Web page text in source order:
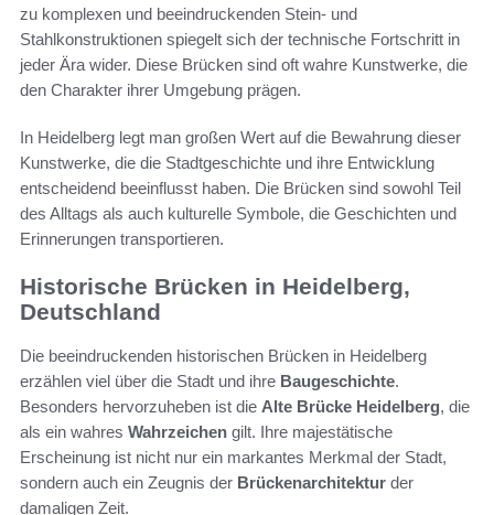
zu komplexen und beeindruckenden Stein- und
Stahlkonstruktionen spiegelt sich der technische Fortschritt in
jeder Ära wider. Diese Brücken sind oft wahre Kunstwerke, die
den Charakter ihrer Umgebung prägen.
In Heidelberg legt man großen Wert auf die Bewahrung dieser
Kunstwerke, die die Stadtgeschichte und ihre Entwicklung
entscheidend beeinflusst haben. Die Brücken sind sowohl Teil
des Alltags als auch kulturelle Symbole, die Geschichten und
Erinnerungen transportieren.
Historische Brücken in Heidelberg,
Deutschland
Die beeindruckenden historischen Brücken in Heidelberg
erzählen viel über die Stadt und ihre Baugeschichte.
Besonders hervorzuheben ist die Alte Brücke Heidelberg, die
als ein wahres Wahrzeichen gilt. Ihre majestätische
Erscheinung ist nicht nur ein markantes Merkmal der Stadt,
sondern auch ein Zeugnis der Brückenarchitektur der
damaligen Zeit.